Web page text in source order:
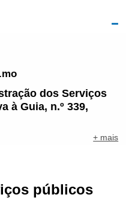
dos Serviços
à Guia, n.º 339,
+ mais
públicos